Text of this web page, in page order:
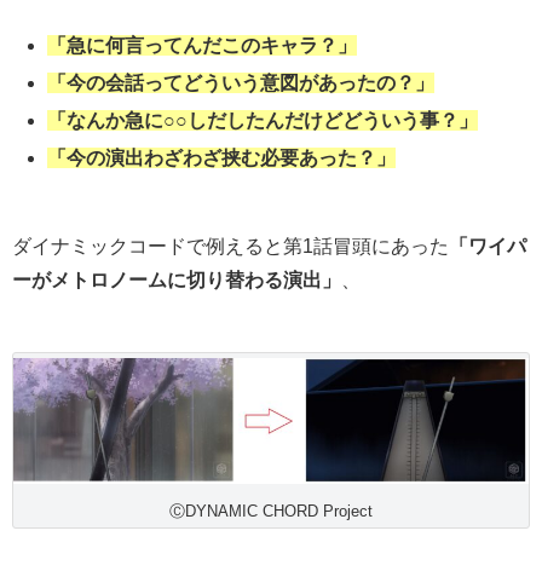
「急に何言ってんだこのキャラ？」
「今の会話ってどういう意図があったの？」
「なんか急に○○しだしたんだけどどういう事？」
「今の演出わざわざ挟む必要あった？」
ダイナミックコードで例えると第1話冒頭にあった
「ワイパ
ーがメトロノームに切り替わる演出」
ⒸDYNAMIC CHORD Project